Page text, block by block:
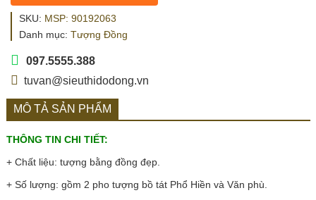
SKU: MSP: 90192063
Danh mục: Tượng Đồng
097.5555.388
tuvan@sieuthidodong.vn
MÔ TẢ SẢN PHẨM
THÔNG TIN CHI TIẾT:
+ Chất liệu: tượng bằng đồng đẹp.
+ Số lượng: gồm 2 pho tượng bồ tát Phổ Hiền và Văn phù.